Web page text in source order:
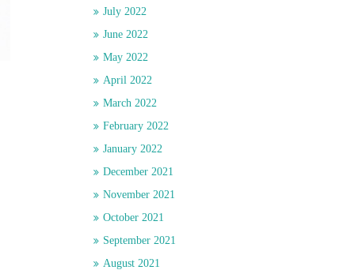
July 2022
June 2022
May 2022
April 2022
March 2022
February 2022
January 2022
December 2021
November 2021
October 2021
September 2021
August 2021